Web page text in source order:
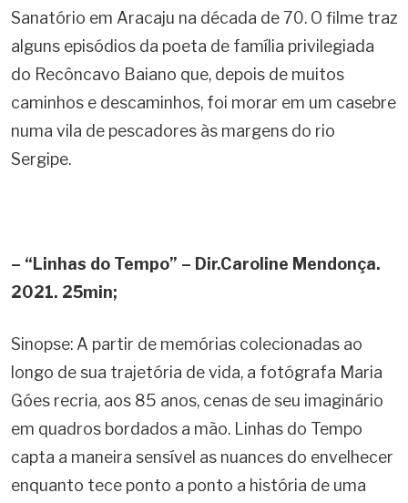
Sanatório em Aracaju na década de 70. O filme traz
alguns episódios da poeta de família privilegiada
do Recôncavo Baiano que, depois de muitos
caminhos e descaminhos, foi morar em um casebre
numa vila de pescadores às margens do rio
Sergipe.
– “Linhas do Tempo” – Dir.Caroline Mendonça.
2021. 25min;
Sinopse: A partir de memórias colecionadas ao
longo de sua trajetória de vida, a fotógrafa Maria
Góes recria, aos 85 anos, cenas de seu imaginário
em quadros bordados a mão. Linhas do Tempo
capta a maneira sensível as nuances do envelhecer
enquanto tece ponto a ponto a história de uma